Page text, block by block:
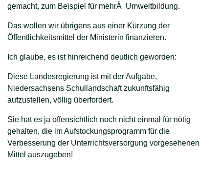
gemacht, zum Beispiel für mehrÂ Umweltbildung.
Das wollen wir übrigens aus einer Kürzung der
Öffentlichkeitsmittel der Ministerin finanzieren.
Ich glaube, es ist hinreichend deutlich geworden:
Diese Landesregierung ist mit der Aufgabe,
Niedersachsens Schullandschaft zukunftsfähig
aufzustellen, völlig überfordert.
Sie hat es ja offensichtlich noch nicht einmal für nötig
gehalten, die im Aufstockungsprogramm für die
Verbesserung der Unterrichtsversorgung vorgesehenen
Mittel auszugeben!